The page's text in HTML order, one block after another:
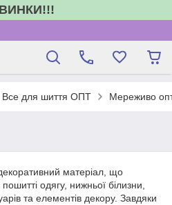
Все для шиття ОПТ Мереживо
матеріал, що
одягу, нижньої білизни,
та елементів декору. Завдяки